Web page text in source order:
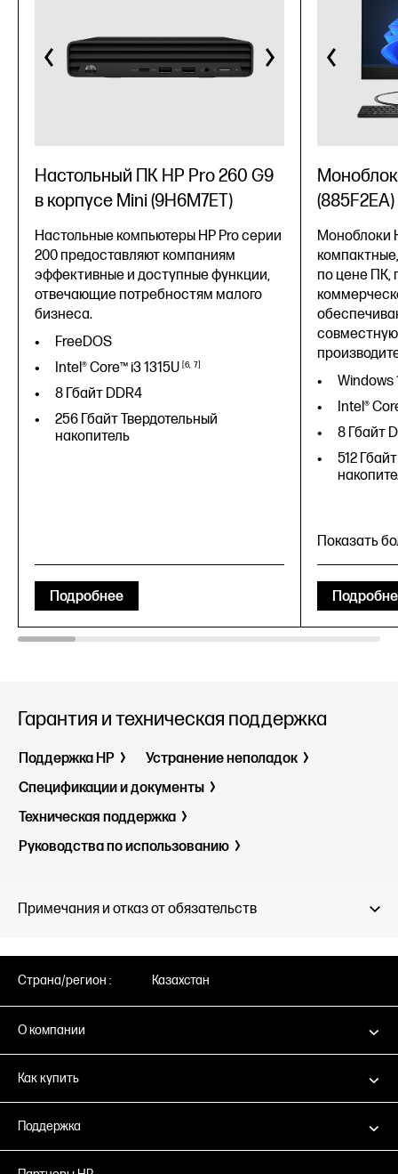
Настольный ПК HP Pro 260 G9
в корпусе Mini (9H6M7ET)
Настольные компьютеры HP Pro серии
200 предоставляют компаниям
эффективные и доступные функции,
отвечающие потребностям малого
бизнеса.
FreeDOS
Intel® Core™ i31315U 6 7
8 Гбайт DDR4
256 Гбайт Твердотельный
накопитель
Подробнее
(885F2EA)
Моноблоки
по цене ПК,
Windows
Intel®
8 Гбайт
512
Показать
Гарантия и техническая поддержка
Поддержка HP
Устранение неполадок
Спецификации и документы
Техническая поддержка
Руководства по использованию
Примечания и отказ от обязательств
Страна/регион : Казахстан
О компании
Как купить
Поддержка